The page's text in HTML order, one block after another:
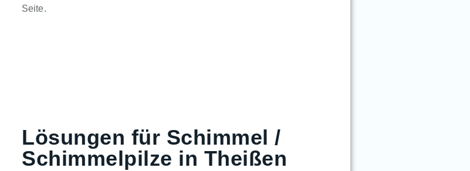
Seite.
Lösungen für Schimmel /
Schimmelpilze in Theißen